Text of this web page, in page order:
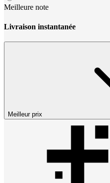
Meilleure note
Livraison instantanée
Meilleur prix